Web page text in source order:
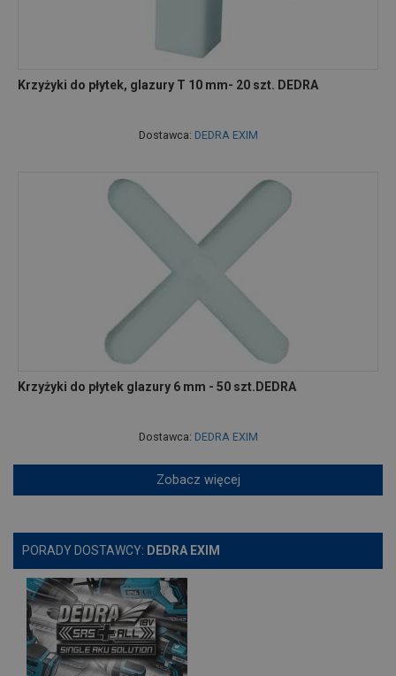
Krzyżyki do płytek, glazury T 10 mm- 20 szt. DEDRA
Dostawca: DEDRA EXIM
Krzyżyki do płytek glazury 6 mm - 50 szt.DEDRA
Dostawca: DEDRA EXIM
Zobacz więcej
PORADY DOSTAWCY: DEDRA EXIM